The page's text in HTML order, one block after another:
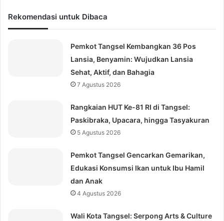
Rekomendasi untuk Dibaca
Pemkot Tangsel Kembangkan 36 Pos
Lansia, Benyamin: Wujudkan Lansia
Sehat, Aktif, dan Bahagia
7 Agustus 2026
Rangkaian HUT Ke-81 RI di Tangsel:
Paskibraka, Upacara, hingga Tasyakuran
5 Agustus 2026
Pemkot Tangsel Gencarkan Gemarikan,
Edukasi Konsumsi Ikan untuk Ibu Hamil
dan Anak
4 Agustus 2026
Wali Kota Tangsel: Serpong Arts & Culture